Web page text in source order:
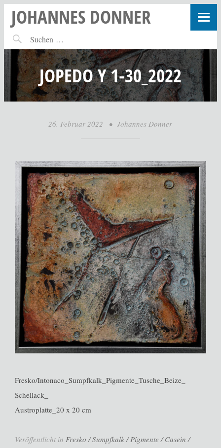
JOHANNES DONNER
JOPEDO Y 1-30_2022
26. Februar 2022 • Johannes Donner
Fresko/Intonaco_Sumpfkalk_Pigmente_Tusche_Beize_
Schellack_
Austroplatte_20 x 20 cm
Veröffentlicht in Fresko / Sumpfkalk / Pigmente / Casein /